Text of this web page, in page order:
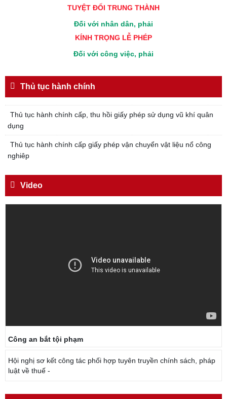
TUYỆT ĐỐI TRUNG THÀNH
Đối với nhân dân, phải
KÍNH TRỌNG LỄ PHÉP
Đối với công việc, phải
Đối với địch, phải
Trích thư Chủ tịch Hồ Chí Minh
ngày 11 tháng 3 năm 1948.
Thủ tục hành chính
Thủ tục hành chính cấp, thu hồi giấy phép sử dụng vũ khí quân
dụng
Thủ tục hành chính cấp giấy phép vận chuyển vật liệu nổ công
nghiêp
Video
Công an bắt tội phạm
Hội nghị sơ kết công tác phối hợp tuyên truyền chính sách, pháp
luật về thuế -